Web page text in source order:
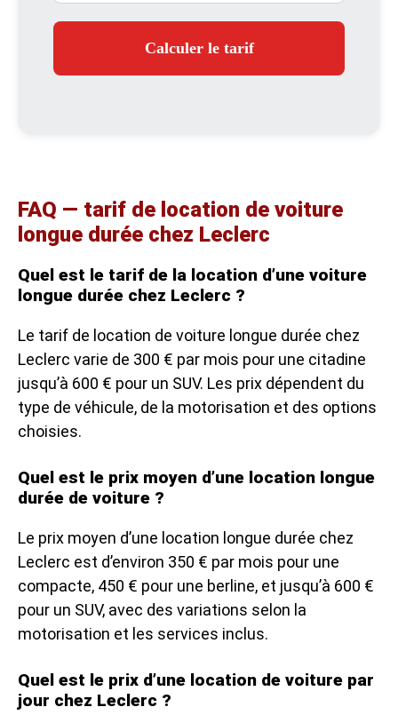
Calculer le tarif
FAQ — tarif de location de voiture
longue durée chez Leclerc
Quel est le tarif de la location d’une voiture
longue durée chez Leclerc ?
Le tarif de location de voiture longue durée chez
Leclerc varie de 300 € par mois pour une citadine
jusqu’à 600 € pour un SUV. Les prix dépendent du
type de véhicule, de la motorisation et des options
choisies.
Quel est le prix moyen d’une location longue
durée de voiture ?
Le prix moyen d’une location longue durée chez
Leclerc est d’environ 350 € par mois pour une
compacte, 450 € pour une berline, et jusqu’à 600 €
pour un SUV, avec des variations selon la
motorisation et les services inclus.
Quel est le prix d’une location de voiture par
jour chez Leclerc ?